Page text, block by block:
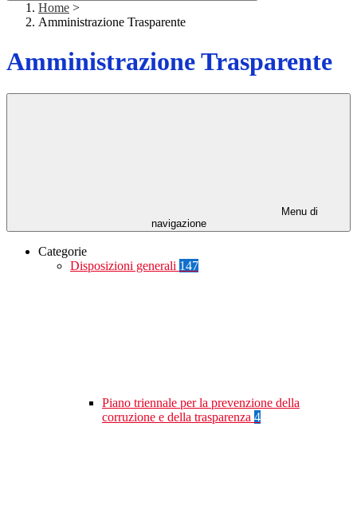
Home >
Amministrazione Trasparente
Amministrazione Trasparente
Menu di
navigazione
Categorie
Disposizioni generali 147
Piano triennale per la prevenzione della
corruzione e della trasparenza 4